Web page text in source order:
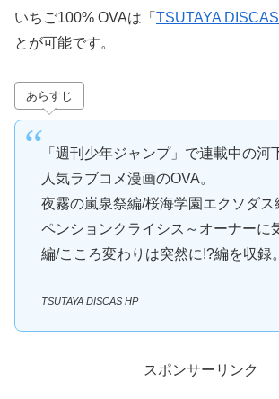
いちご100% OVAは「 TSUTAYA DISCAS
とが可能です。
あらすじ
「週刊少年ジャンプ」で連載中の河
人気ラブコメ漫画のOVA。
夜霧の嵐泉祭編/桜海学園エクソダス
ペンションクライシス～オーナーに
編/こころ変わりは突然に!?編を収録。
TSUTAYA DISCAS HP
スポンサーリンク